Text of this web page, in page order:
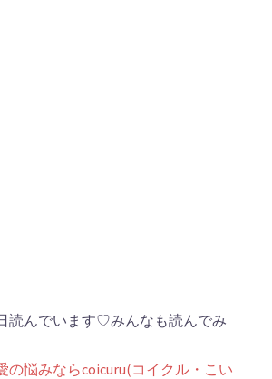
読んでいます♡みんなも読んでみ
の悩みならcoicuru(コイクル・こい